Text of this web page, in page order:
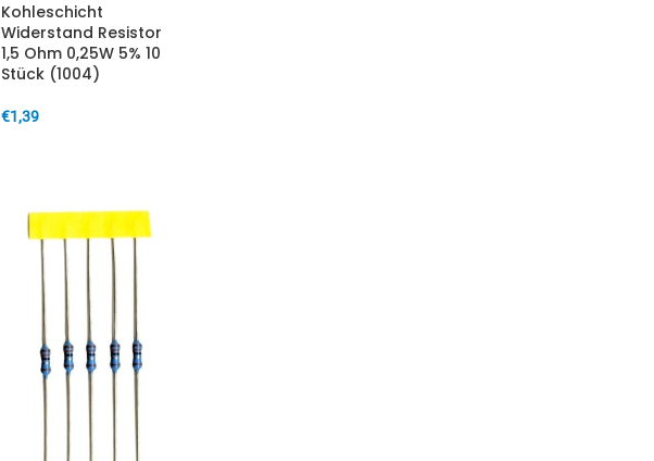
Kohleschicht
Widerstand Resistor
1,5 Ohm 0,25W 5% 10
Stück (1004)
€1,39